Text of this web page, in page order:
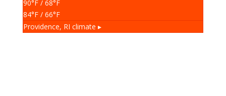
90°F/ 68°F
84°F/ 66°F
Providence, RI climate ▸